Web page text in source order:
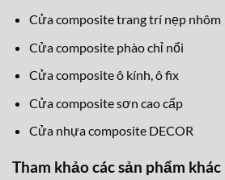
Cửa composite trang trí nẹp nhôm
Cửa composite phào chỉ nổi
Cửa composite ô kính, ô fix
Cửa composite sơn cao cấp
Cửa nhựa composite DECOR
Tham khảo các sản phẩm khác